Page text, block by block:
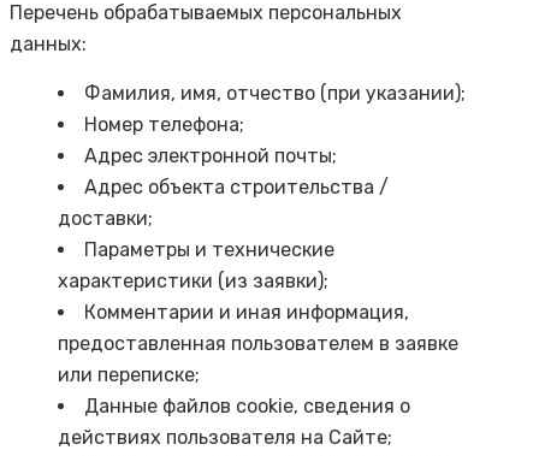
Перечень обрабатываемых персональных
данных:
Фамилия, имя, отчество (при указании);
Номер телефона;
Адрес электронной почты;
Адрес объекта строительства /
доставки;
Параметры и технические
характеристики (из заявки);
Комментарии и иная информация,
предоставленная пользователем в заявке
или переписке;
Данные файлов cookie, сведения о
действиях пользователя на Сайте;